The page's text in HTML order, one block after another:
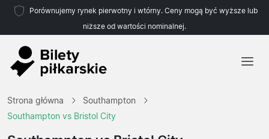
Porównujemy rynek pierwotny i wtórny. Ceny mogą być wyższe lub
niższe od wartości nominalnej.
Ligi
Strona główna
Southampton
Southampton vs Bristol City